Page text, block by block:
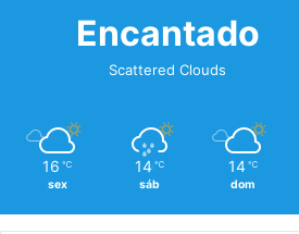
Encantado
Scattered Clouds
16 ℃
sex
14 ℃
sáb
14 ℃
dom